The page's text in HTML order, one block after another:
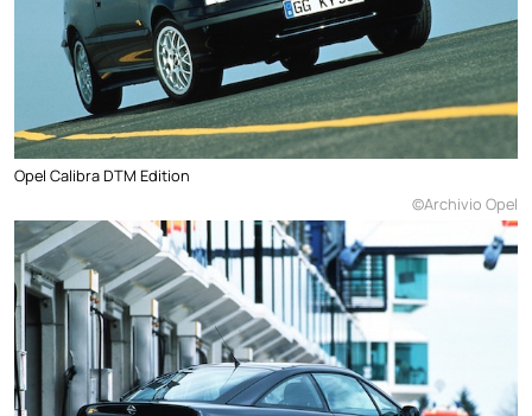
Opel Calibra DTM Edition
©Archivio Opel